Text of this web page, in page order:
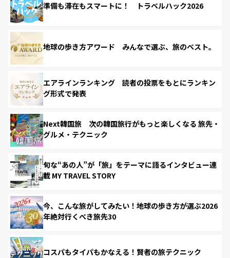
準備も滞在もスマートに！ トラベルハック2026
地球の歩き方アワード みんなで選ぶ、旅のベスト。
エアラインランキング 読者の投票をもとにランキン
グ形式で発表
Next韓国旅 次の韓国旅行がもっと楽しくなる 旅先・
グルメ・テクニック
旬な“あの人”が「旅」をテーマに語るインタビュー連
載 MY TRAVEL STORY
今、こんな旅がしてみたい！地球の歩き方が選ぶ2026
年絶対行くべき旅先30
コスパもタイパもかなえる！賢者の旅テクニック